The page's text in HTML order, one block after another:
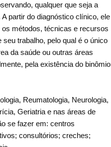
qualquer que seja a
partir do diagnóstico clínico, ele
métodos, técnicas e recursos
trabalho, pelo qual é o único
da saúde ou outras áreas
pela existência do binômio
Reumatologia, Neurologia,
Geriatria e nas áreas de
se fazer em: centros
consultórios; creches;